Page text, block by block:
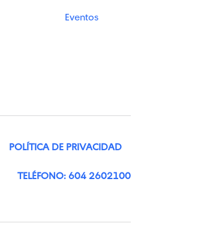
Eventos
POLÍTICA DE PRIVACIDAD
TELÉFONO: 604 2602100